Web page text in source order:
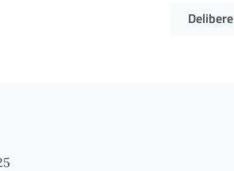
Delibere